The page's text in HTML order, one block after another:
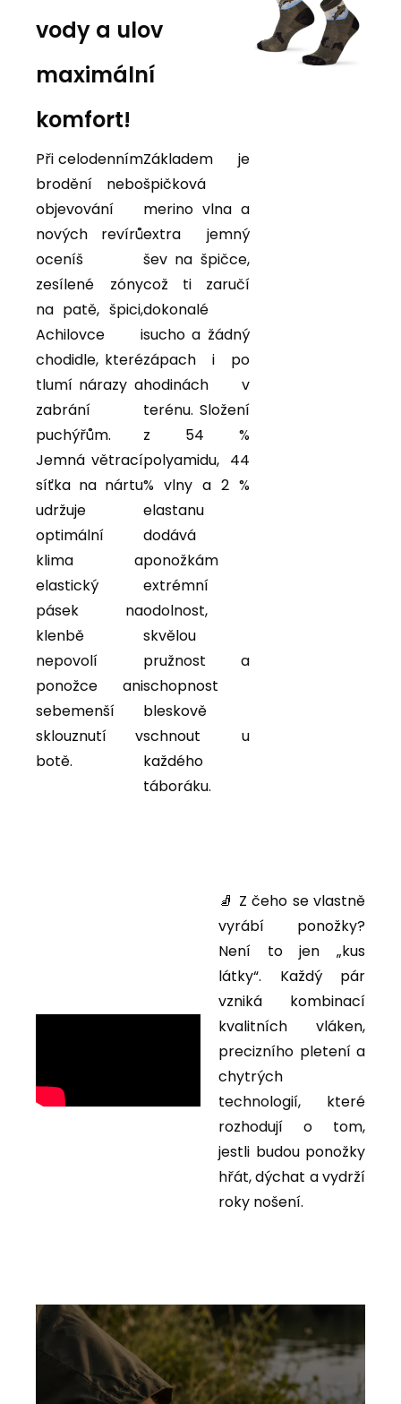
vody a ulov
maximální
komfort!
Při celodenním
brodění nebo
objevování
nových revírů
oceníš
zesílené zóny
na patě, špici,
Achilovce i
chodidle, které
tlumí nárazy a
zabrání
puchýřům.
Jemná větrací
síťka na nártu
udržuje
optimální
klima a
elastický
pásek na
klenbě
nepovolí
ponožce ani
sebemenší
sklouznutí v
botě.
Základem je
špičková
merino vlna a
extra jemný
šev na špičce,
což ti zaručí
dokonalé
sucho a žádný
zápach i po
hodinách v
terénu. Složení
z 54 %
polyamidu, 44
% vlny a 2 %
elastanu
dodává
ponožkám
extrémní
odolnost,
skvělou
pružnost a
schopnost
bleskově
schnout u
každého
táboráku.
🧦 Z čeho se vlastně
vyrábí ponožky?
Není to jen „kus
látky“. Každý pár
vzniká kombinací
kvalitních vláken,
precizního pletení a
chytrých
technologií, které
rozhodují o tom,
jestli budou ponožky
hřát, dýchat a vydrží
roky nošení.